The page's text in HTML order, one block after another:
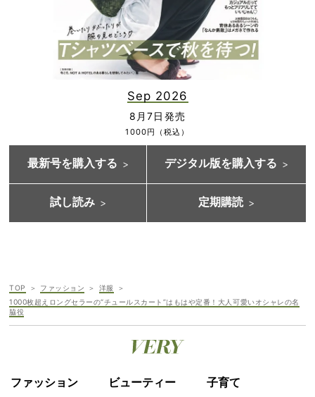
Sep 2026
8月7日発売
1000円（税込）
最新号を購入する デジタル版を購入する
試し読み 定期購読
TOP ファッション
洋服
1000枚超えロングセラーの“チュールスカート”はもはや定番！大人可愛いオシャレの名
脇役
ファッション ビューティー 子育て